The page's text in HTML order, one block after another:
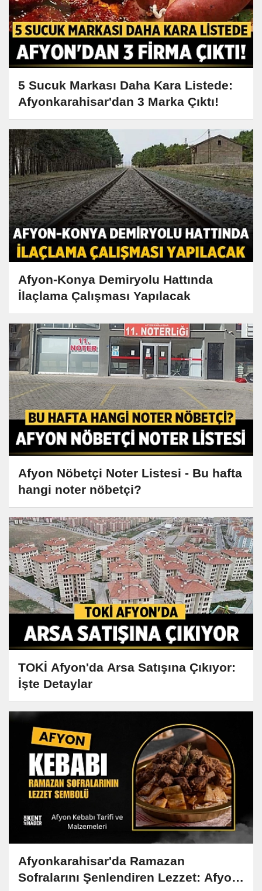
5 Sucuk Markası Daha Kara Listede:
Afyonkarahisar'dan 3 Marka Çıktı!
Afyon-Konya Demiryolu Hattında
İlaçlama Çalışması Yapılacak
Afyon Nöbetçi Noter Listesi - Bu hafta
hangi noter nöbetçi?
TOKİ Afyon'da Arsa Satışına Çıkıyor:
İşte Detaylar
Afyonkarahisar'da Ramazan
Sofralarını Şenlendiren Lezzet: Afyon